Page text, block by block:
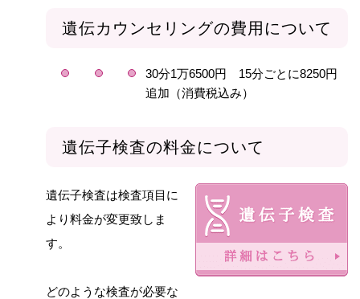
遺伝カウンセリングの費用について
30分1万6500円 15分ごとに8250円
追加（消費税込み）
遺伝子検査の料金について
遺伝子検査は検査項目に
より料金が変更致しま
す。
どのような検査が必要な